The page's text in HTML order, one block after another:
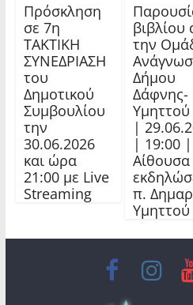
Πρόσκληση
σε 7η
ΤΑΚΤΙΚΗ
ΣΥΝΕΔΡΙΑΣΗ
του
Δημοτικού
Συμβουλίου
την
30.06.2026
και ώρα
21:00 με Live
Streaming
βιβλίου
την
Δήμου
Δάφνης-
Υμηττού
|
| 19:00 |
Αίθουσα
π.
Υμηττού